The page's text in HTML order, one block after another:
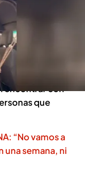
vida de miles
llamando
encontrar con
que
“No vamos a
una semana, ni